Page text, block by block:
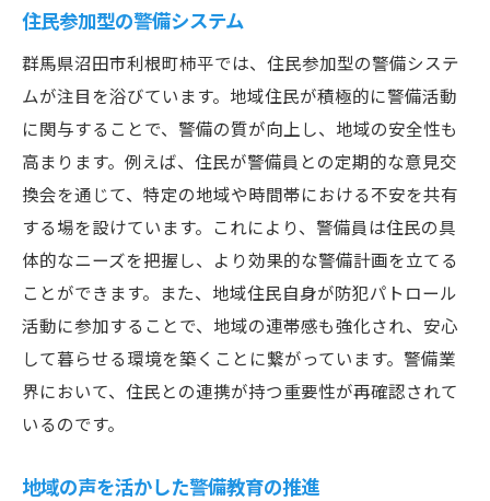
住民参加型の警備システム
群馬県沼田市利根町柿平では、住民参加型の警備システ
ムが注目を浴びています。地域住民が積極的に警備活動
に関与することで、警備の質が向上し、地域の安全性も
高まります。例えば、住民が警備員との定期的な意見交
換会を通じて、特定の地域や時間帯における不安を共有
する場を設けています。これにより、警備員は住民の具
体的なニーズを把握し、より効果的な警備計画を立てる
ことができます。また、地域住民自身が防犯パトロール
活動に参加することで、地域の連帯感も強化され、安心
して暮らせる環境を築くことに繋がっています。警備業
界において、住民との連携が持つ重要性が再確認されて
いるのです。
地域の声を活かした警備教育の推進